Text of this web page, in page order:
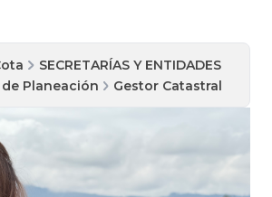
SECRETARÍAS Y ENTIDADES
Planeación
Gestor Catastral